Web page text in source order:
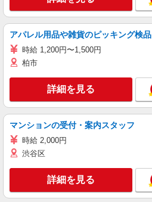
アパレル用品や雑貨のピッキング検品
時給 1,200円〜1,500円
柏市
詳細を見る
マンションの受付・案内スタッフ
時給 2,000円
渋谷区
詳細を見る